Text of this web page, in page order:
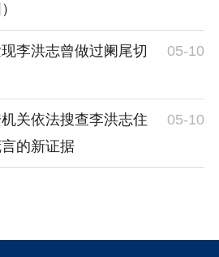
李洪志曾做过阑尾切
05-10
关依法搜查李洪志住
的新证据
05-10